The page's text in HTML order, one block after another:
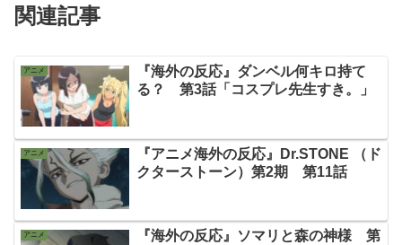
関連記事
アニメ
『海外の反応』ダンベル何キロ持て
る？ 第3話「コスプレ先生すき。」
アニメ
『アニメ海外の反応』Dr.STONE （ド
クターストーン）第2期 第11話
アニメ
『海外の反応』ソマリと森の神様 第